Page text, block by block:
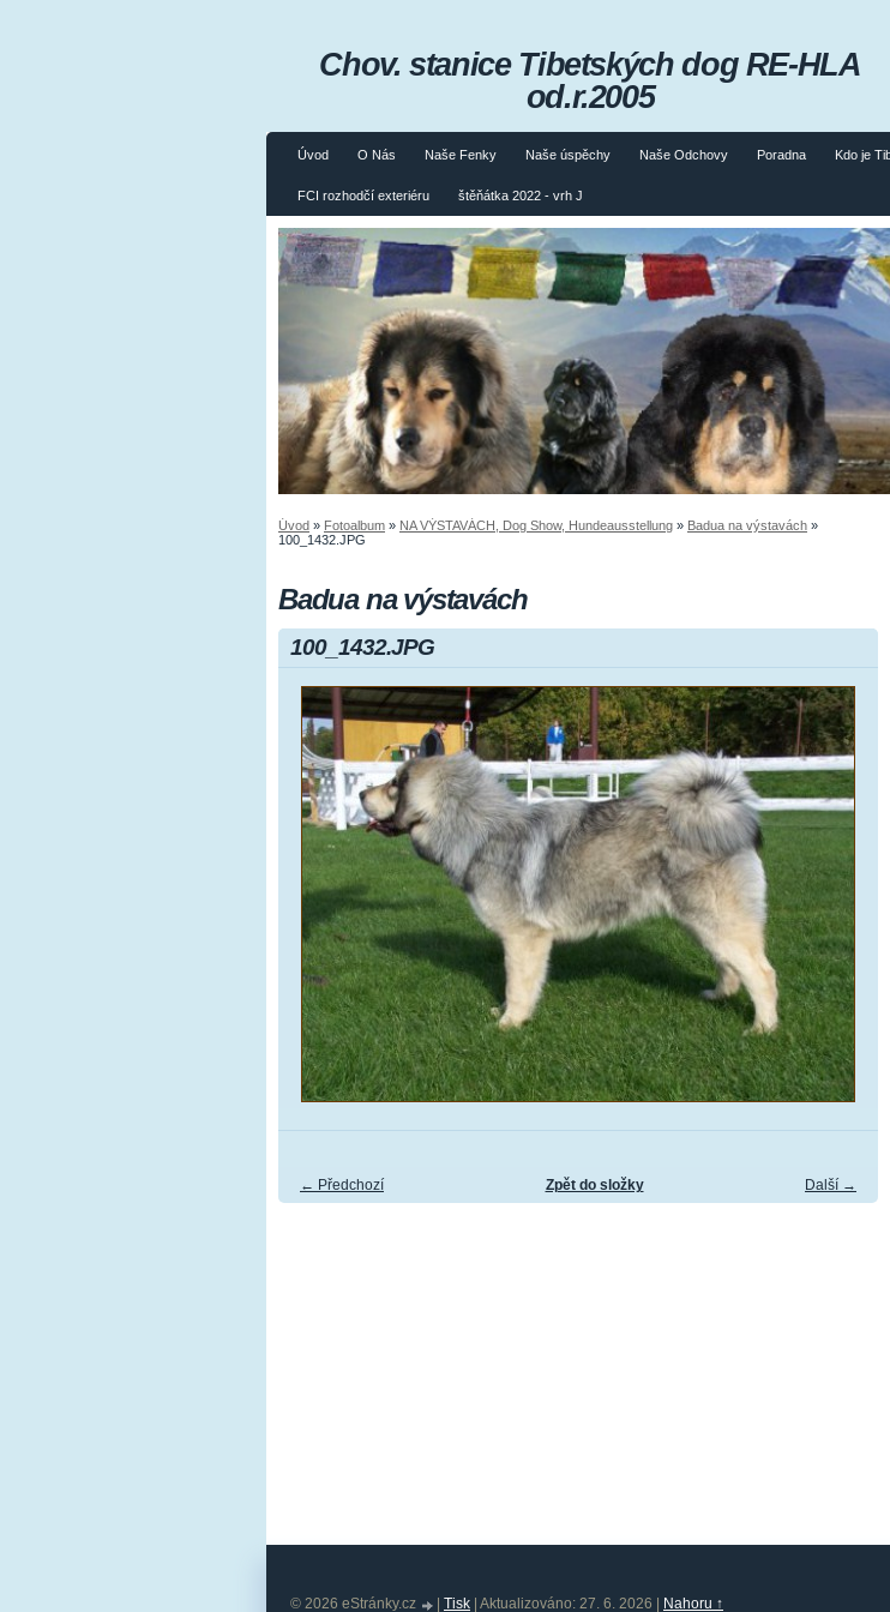
Úvod O Nás Naše Fenky Naše úspěchy Naše Odchovy Poradna Kdo je
FCI rozhodčí exteriéru štěňátka 2022 - vrh J
Chov. stanice Tibetských dog RE-HLA
od.r.2005
Úvod » Fotoalbum » NA VÝSTAVÁCH, Dog Show, Hundeausstellung » Badua na výstavách »
100_1432.JPG
Badua na výstavách
100_1432.JPG
← Předchozí Další →
Zpět do složky
© 2026 eStránky.cz Tisk Aktualizováno: 27. 6. 2026 Nahoru ↑